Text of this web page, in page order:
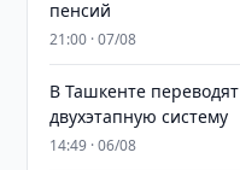
пенсий
21:00 · 07/08
В Ташкенте
двухэтапную систему
14:49 · 06/08